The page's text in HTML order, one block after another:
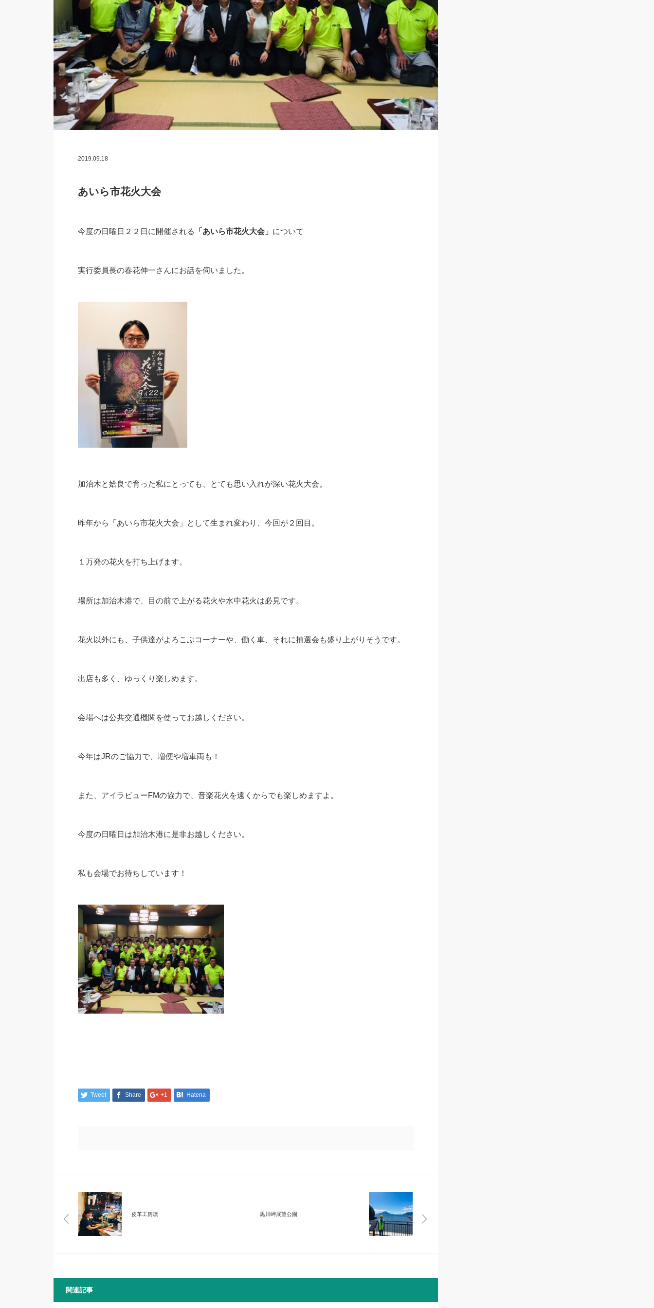
2019.09.18
あいら市花火大会
今度の日曜日２２日に開催される 「あいら市花火大会」 について
実行委員長の春花伸一さんにお話を伺いました。
加治木と姶良で育った私にとっても、とても思い入れが深い花火大会。
昨年から「あいら市花火大会」として生まれ変わり、今回が２回目。
１万発の花火を打ち上げます。
場所は加治木港で、目の前で上がる花火や水中花火は必見です。
花火以外にも、子供達がよろこぶコーナーや、働く車、それに抽選会も盛り上がりそうです。
出店も多く、ゆっくり楽しめます。
会場へは公共交通機関を使ってお越しください。
今年はJRのご協力で、増便や増車両も！
また、アイラビューFMの協力で、音楽花火を遠くからでも楽しめますよ。
今度の日曜日は加治木港に是非お越しください。
私も会場でお待ちしています！
Tweet Share +1 Hatena
皮革工房凛 黒川岬展望公園
関連記事